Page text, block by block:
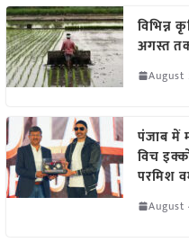
विभिन्न
अगस्त
August
पंजाब में
विच
परमिश
August